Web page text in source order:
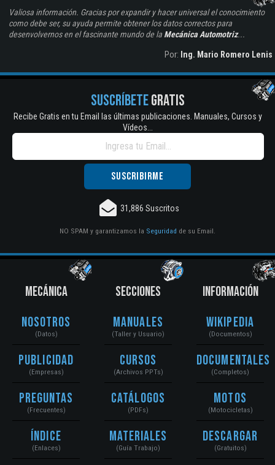
Valiosa información. Gracias por expandir y hacer universal el conocimiento
como debe ser, su ayuda permite obtener los datos correctos para
desenvolvernos en el fascinante mundo de la Mecánica Automotriz...
Por: Ing. Mario Romero Lenis
SUSCRÍBETEGRATIS
Recibe Gratis en tu Email las últimas publicaciones. Manuales, Cursos y
Vídeos...
31,886 Suscritos
NO SPAM y garantizamos la Seguridad de su Email.
MECÁNICA
Nosotros
(Datos)
Publicidad
(Empresas)
Preguntas
(Frecuentes)
Índice
(Enlaces)
SECCIONES
Manuales
(Taller y Usuario)
Cursos
(Archivos PPTs)
Catálogos
(PDFs)
Materiales
(Guía Trabajo)
INFORMACIÓN
Wikipedia
(Documentos)
Documentales
(Completos)
Motos
(Motocicletas)
Descargar
(Gratuitos)